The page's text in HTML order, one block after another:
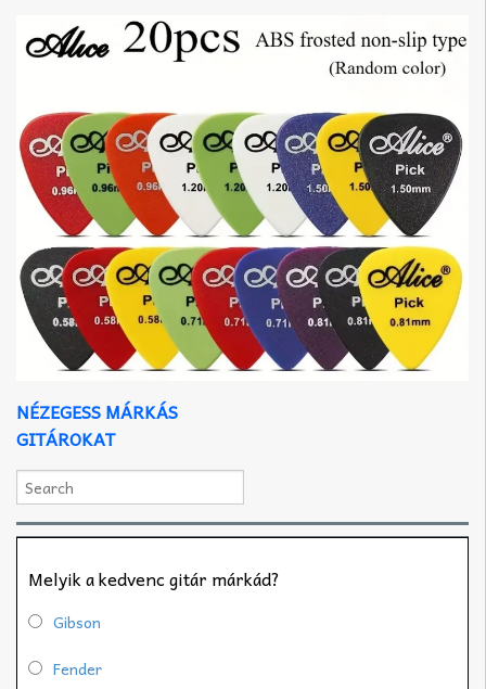
NÉZEGESS MÁRKÁS
GITÁROKAT
Melyik a kedvenc gitár márkád?
Gibson
Fender